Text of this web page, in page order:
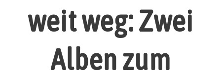
weit weg: Zwei
Alben zum